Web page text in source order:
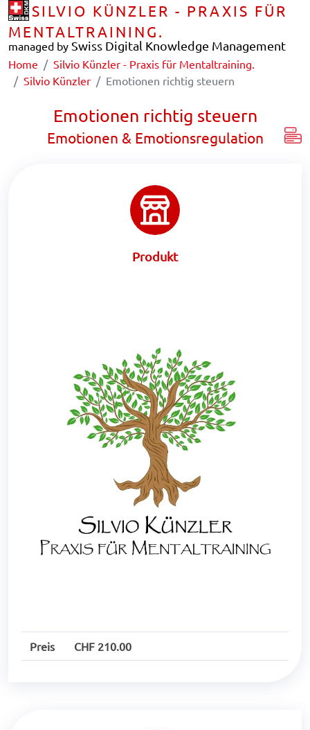
SILVIO KÜNZLER - PRAXIS FÜR
MENTALTRAINING.
managed by Swiss Digital Knowledge Management
Home
Silvio Künzler - Praxis für Mentaltraining.
Silvio Künzler
Emotionen richtig steuern
Emotionen richtig steuern
Emotionen & Emotionsregulation
Produkt
Preis CHF 210.00